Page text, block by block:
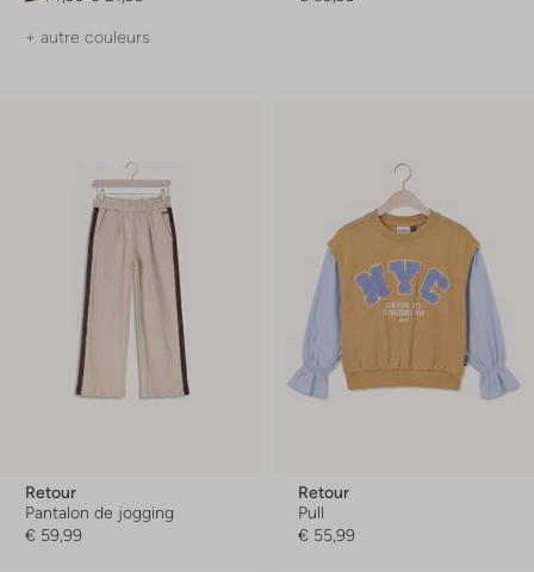
+ autre couleurs
Retour
Pantalon de jogging
€ 59,99
Retour
Pull
€ 55,99